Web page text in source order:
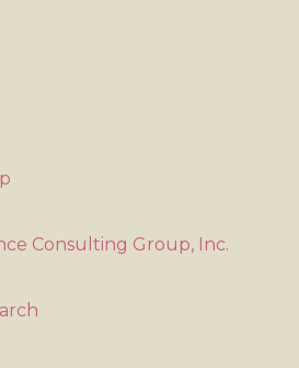
Consulting Group, Inc.